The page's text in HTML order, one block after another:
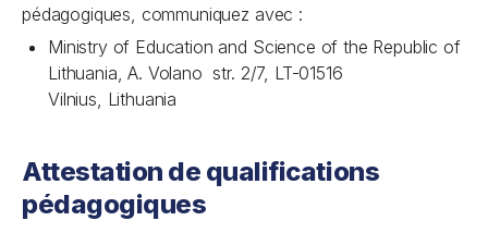
pédagogiques, communiquez avec :
Ministry of Education and Science of the Republic of
Lithuania, A. Volano str. 2/7, LT-01516
Vilnius, Lithuania
Attestation de qualifications
pédagogiques